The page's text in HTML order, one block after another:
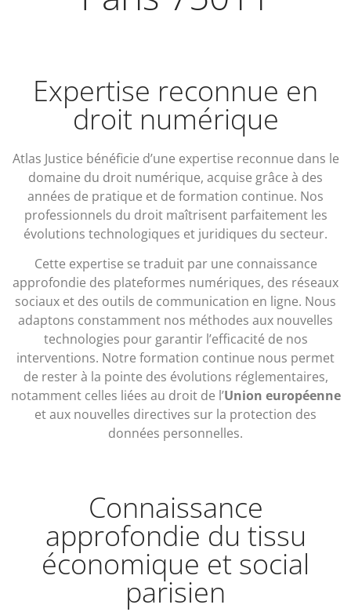
Expertise reconnue en
droit numérique
Atlas Justice bénéficie d’une expertise reconnue dans le
domaine du droit numérique, acquise grâce à des
années de pratique et de formation continue. Nos
professionnels du droit maîtrisent parfaitement les
évolutions technologiques et juridiques du secteur.
Cette expertise se traduit par une connaissance
approfondie des plateformes numériques, des réseaux
sociaux et des outils de communication en ligne. Nous
adaptons constamment nos méthodes aux nouvelles
technologies pour garantir l’efficacité de nos
interventions. Notre formation continue nous permet
de rester à la pointe des évolutions réglementaires,
notamment celles liées au droit de l’Union européenne
et aux nouvelles directives sur la protection des
données personnelles.
Connaissance
approfondie du tissu
économique et social
parisien